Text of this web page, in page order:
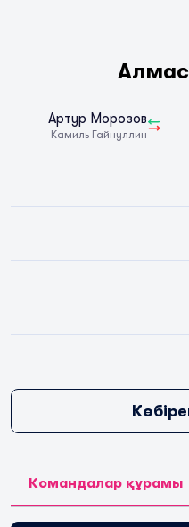
Артур Морозов
Камиль Гайнуллин
Командалар құрамы